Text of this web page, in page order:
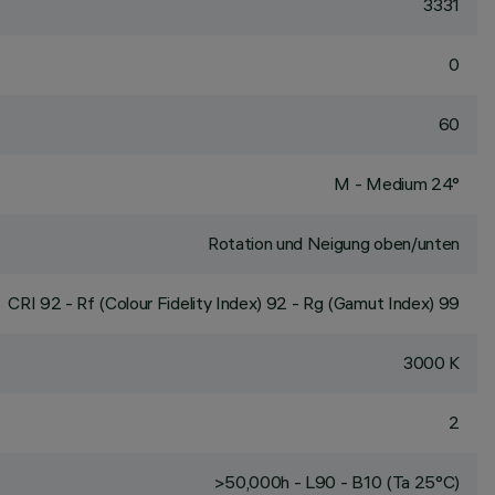
3331
0
60
M - Medium 24°
Rotation und Neigung oben/unten
CRI 92 - Rf (Colour Fidelity Index) 92 - Rg (Gamut Index) 99
3000 K
2
>50,000h - L90 - B10 (Ta 25°C)